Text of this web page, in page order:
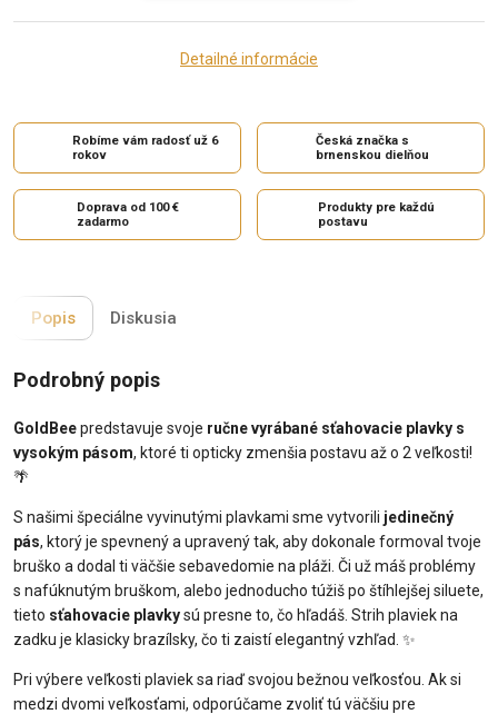
Detailné informácie
Robíme vám radosť už 6
rokov
Česká značka s
brnenskou dielňou
Doprava od 100 €
zadarmo
Produkty pre každú
postavu
Popis Diskusia
Podrobný popis
GoldBeepredstavuje svoje ručne vyrábané sťahovacie plavky s
vysokým pásom, ktoré ti opticky zmenšia postavu až o 2 veľkosti!
🌴
S našimi špeciálne vyvinutými plavkami sme vytvorili jedinečný
pás, ktorý je spevnený a upravený tak, aby dokonale formoval tvoje
bruško a dodal ti väčšie sebavedomie na pláži. Či už máš problémy
s nafúknutým bruškom, alebo jednoducho túžiš po štíhlejšej siluete,
tieto sťahovacie plavkysú presne to, čo hľadáš. Strih plaviek na
zadku je klasicky brazílsky, čo ti zaistí elegantný vzhľad. ✨
Pri výbere veľkosti plaviek sa riaď svojou bežnou veľkosťou. Ak si
medzi dvomi veľkosťami, odporúčame zvoliť tú väčšiu pre